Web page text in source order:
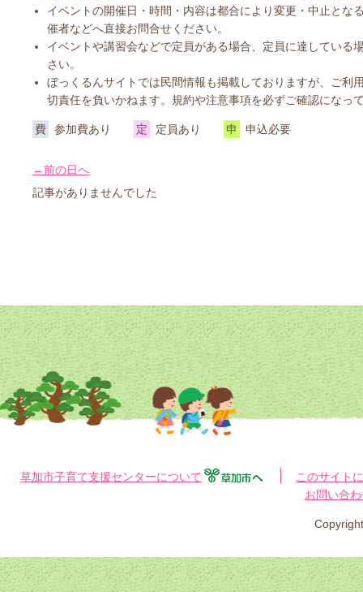
イベントの開催日・時間・内容は都合により変更・中止とな
催者などへ直接お問合せください。
イベントや講習会などで定員がある場合、定員に達している
さい。
ぼっくるんサイトでは民間情報も掲載しておりますが、ご利
切責任を負いかねます。規約や注意事項を必ずご確認になっ
費 参加費あり 定 定員あり 申 申込必要
←前の日へ
記事がありませんでした
草加市子育て支援センターについて
このサイト
お問い合